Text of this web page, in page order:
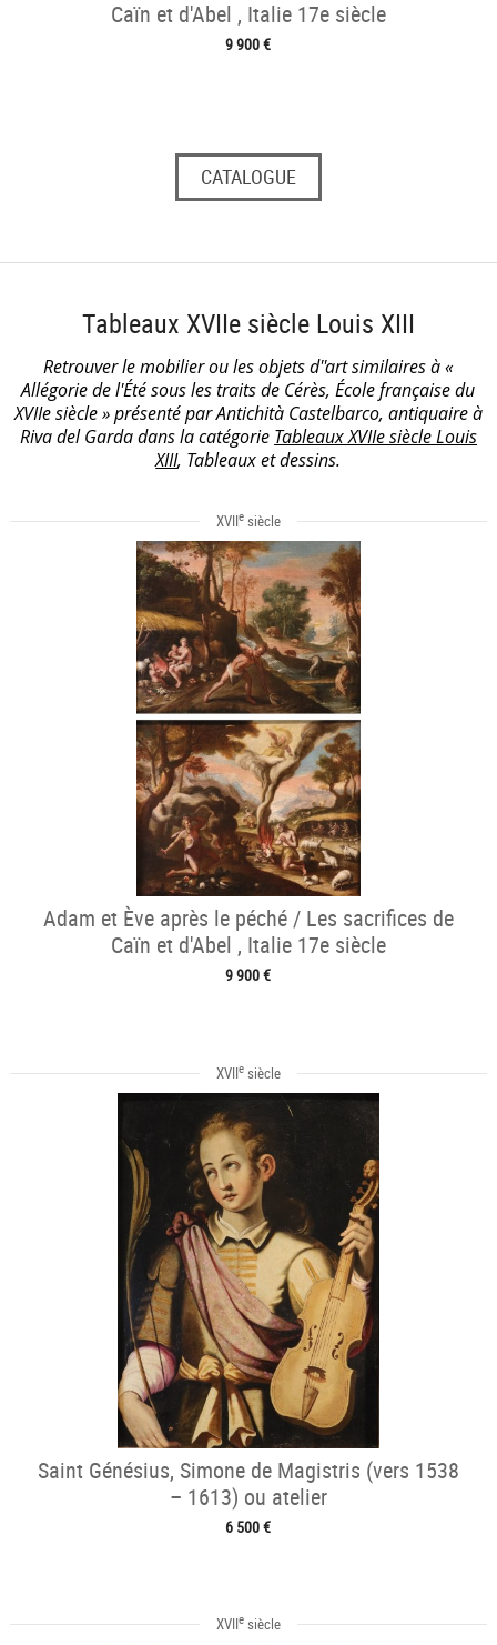
Caïn et d'Abel , Italie 17e siècle
9 900 €
CATALOGUE
Tableaux XVIIe siècle Louis XIII
Retrouver le mobilier ou les objets d''art similaires à «
Allégorie de l'Été sous les traits de Cérès, École française du
XVIIe siècle » présenté par Antichità Castelbarco, antiquaire à
Riva del Garda dans la catégorie Tableaux XVIIe siècle Louis
XIII, Tableaux et dessins.
XVIIesiècle
Adam et Ève après le péché / Les sacrifices de
Caïn et d'Abel , Italie 17e siècle
9 900 €
XVIIesiècle
Saint Génésius, Simone de Magistris (vers 1538
– 1613) ou atelier
6 500 €
XVIIesiècle